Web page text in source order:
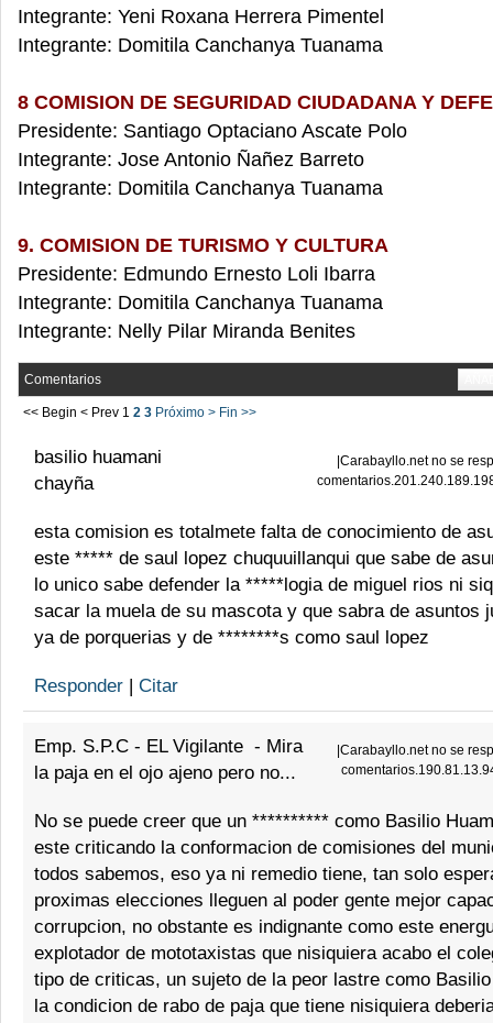
Integrante: Yeni Roxana Herrera Pimentel
Integrante: Domitila Canchanya Tuanama
8 COMISION DE SEGURIDAD CIUDADANA Y
Presidente: Santiago Optaciano Ascate Polo
Integrante: Jose Antonio Ñañez Barreto
Integrante: Domitila Canchanya Tuanama
9. COMISION DE TURISMO Y CULTURA
Presidente: Edmundo Ernesto Loli Ibarra
Integrante: Domitila Canchanya Tuanama
Integrante: Nelly Pilar Miranda Benites
Comentarios
<< Begin < Prev 1 2 3 Próximo > Fin >>
basilio huamani
chayña
Carabayllo.net no se
esta comision es totalmete falta de conocimiento de
este ***** de saul lopez chuquuillanqui que sabe de
lo unico sabe defender la *****logia de miguel rios ni
sacar la muela de su mascota y que sabra de asuntos
ya de porquerias y de ********s como saul lopez
Responder | Citar
Emp. S.P.C - EL Vigilante - Mira
la paja en el ojo ajeno pero no...
Carabayllo.net no se
No se puede creer que un ********** como Basilio
este criticando la conformacion de comisiones del
todos sabemos, eso ya ni remedio tiene, tan solo
proximas elecciones lleguen al poder gente mejor
corrupcion, no obstante es indignante como este
explotador de mototaxistas que nisiquiera acabo el
tipo de criticas, un sujeto de la peor lastre como
la condicion de rabo de paja que tiene nisiquiera